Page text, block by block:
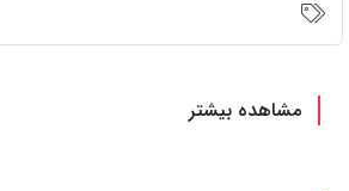
مشاهده بیشتر